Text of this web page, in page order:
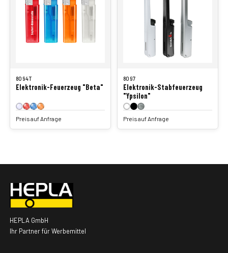
8094T
Elektronik-Feuerzeug "Beta"
Preis auf Anfrage
8097
Elektronik-Stabfeuerzeug
"Ypsilon"
Preis auf Anfrage
HEPLA GmbH
Ihr Partner für Werbemittel